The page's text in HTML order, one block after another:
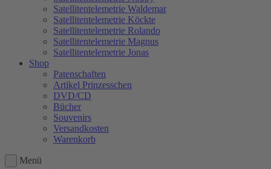
Satellitentelemetrie Waldemar
Satellitentelemetrie Köckte
Satellitentelemetrie Rolando
Satellitentelemetrie Magnus
Satellitentelemetrie Jonas
Shop
Patenschaften
Artikel Prinzesschen
DVD/CD
Bücher
Souvenirs
Versandkosten
Warenkorb
Menü